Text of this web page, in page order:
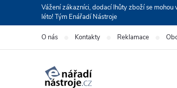
Vážení zákazníci, dodací lhůty zboží se
léto! Tým Enářadí Nástroje
O nás Kontakty Reklamace